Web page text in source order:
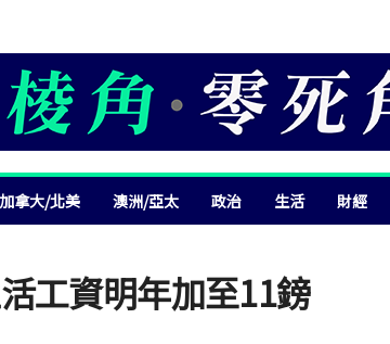
加拿大/北美 澳洲/亞太 政治 生活 財經
工資明年加至11鎊